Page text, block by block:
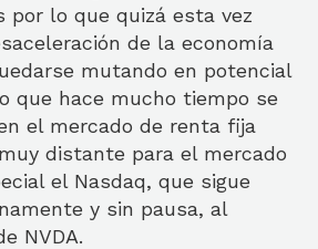
por lo que quizá esta vez
de la economía
mutando en potencial
que hace mucho tiempo se
el mercado de renta fija
distante para el mercado
el Nasdaq, que sigue
y sin pausa, al
NVDA.